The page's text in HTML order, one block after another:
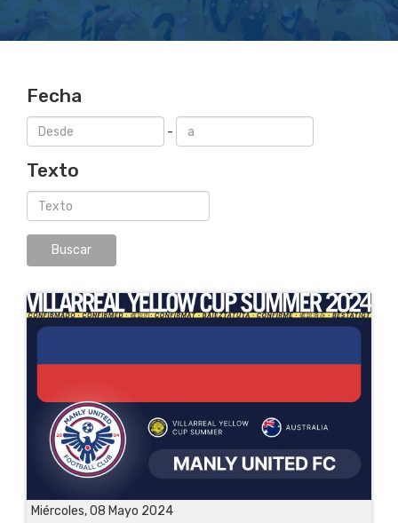
Fecha
-
Texto
Miércoles, 08 Mayo 2024